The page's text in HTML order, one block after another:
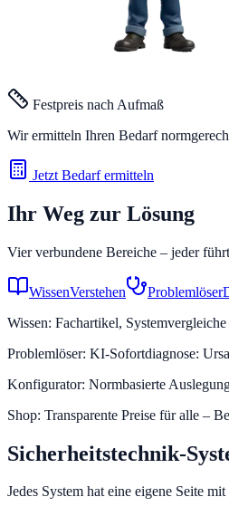
Festpreis nach Aufmaß
Wir ermitteln Ihren Bedarf
Jetzt Bedarf ermitteln
Ihr Weg zur Lösung
Vier verbundene Bereiche – jeder
WissenVerstehen Problemlöser
Wissen: Fachartikel,
Problemlöser: KI-Sofortdiagnose:
Konfigurator: Normbasierte
Shop: Transparente Preise für alle –
Sicherheitstechnik-
Jedes System hat eine eigene Seite